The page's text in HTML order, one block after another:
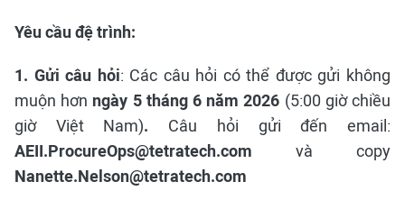
Yêu cầu đệ trình:
1. Gửi câu hỏi: Các câu hỏi có thể được gửi không
muộn hơn ngày 5 tháng 6 năm2026 (5:00 giờ chiều
giờ Việt Nam). Câu hỏi gửi đến email:
AEII.ProcureOps@tetratech.com và copy
Nanette.Nelson@tetratech.com